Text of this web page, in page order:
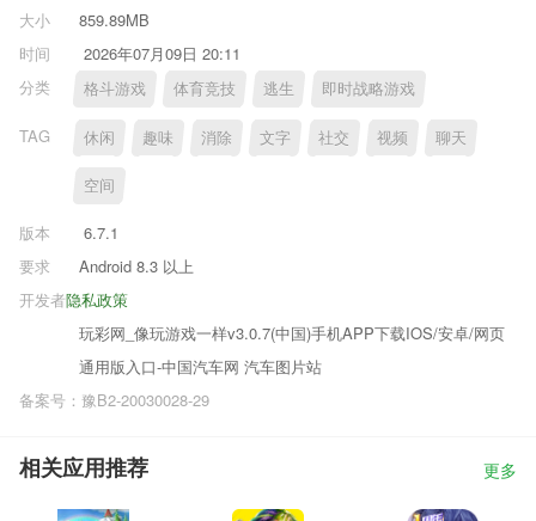
大小
859.89MB
时间
2026年07月09日 20:11
分类
格斗游戏 体育竞技 逃生 即时战略游戏
TAG 休闲 趣味 消除 文字 社交 视频 聊天
空间
版本
6.7.1
要求
Android 8.3 以上
隐私政策
开发者
玩彩网_像玩游戏一样v3.0.7(中国)手机APP下载IOS/安卓/网页
通用版入口-中国汽车网 汽车图片站
备案号：豫B2-20030028-29
相关应用推荐 更多